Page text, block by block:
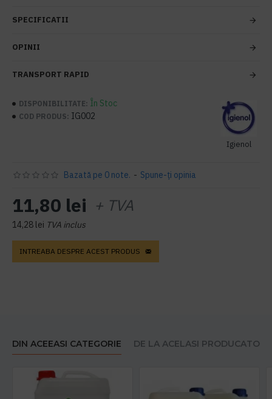
SPECIFICATII
OPINII
TRANSPORT RAPID
DISPONIBILITATE: În Stoc
COD PRODUS: IG002
Igienol
Bazată pe 0 note. - Spune-ţi opinia
11,80 lei + TVA
14,28 lei TVA inclus
INTREABA DESPRE ACEST PRODUS
DIN ACEEASI CATEGORIE DE LA ACELASI PRODUCATOR